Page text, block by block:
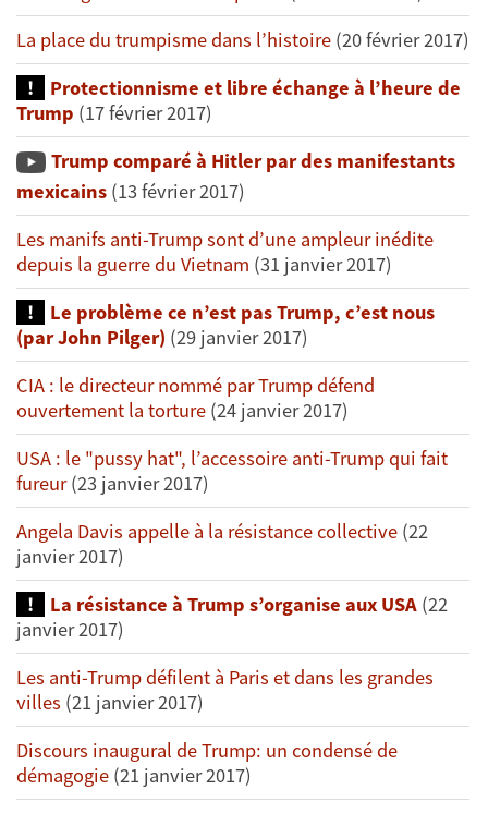
La place du trumpisme dans l’histoire (20 février 2017)
Protectionnisme et libre échange à l’heure de
Trump (17 février 2017)
Trump comparé à Hitler par des manifestants
mexicains (13 février 2017)
Les manifs anti-Trump sont d’une ampleur inédite
depuis la guerre du Vietnam (31 janvier 2017)
Le problème ce n’est pas Trump, c’est nous
(par John Pilger) (29 janvier 2017)
CIA : le directeur nommé par Trump défend
ouvertement la torture (24 janvier 2017)
USA : le "pussy hat", l’accessoire anti-Trump qui fait
fureur(23 janvier 2017)
Angela Davis appelle à la résistance collective (22
janvier 2017)
La résistance à Trump s’organise aux USA (22
janvier 2017)
Les anti-Trump défilent à Paris et dans les grandes
villes (21 janvier 2017)
Discours inaugural de Trump: un condensé de
démagogie (21 janvier 2017)